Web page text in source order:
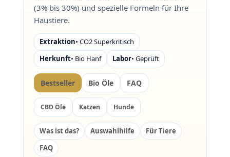
(3% bis 30%) und spezielle Formeln für Ihre
Haustiere.
Extraktion• CO2 Superkritisch
Herkunft• Bio Hanf Labor• Geprüft
Bestseller Bio Öle FAQ
CBD Öle Katzen Hunde
Was ist das? Auswahlhilfe
Für Tiere
FAQ